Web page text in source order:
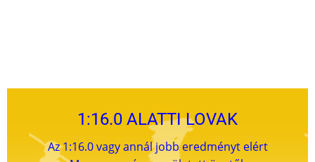
1:16.0 ALATTI LOVAK
Az 1:16.0 vagy annál jobb eredményt elért